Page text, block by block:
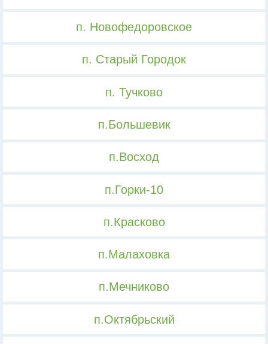
п. Новофедоровское
п. Старый Городок
п. Тучково
п.Большевик
п.Восход
п.Горки-10
п.Красково
п.Малаховка
п.Мечниково
п.Октябрьский